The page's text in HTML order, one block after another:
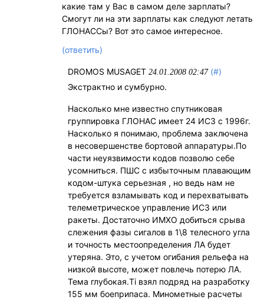
какие там у Вас в самом деле зарплаты?
Смогут ли на эти зарплаты как следуют летать
ГЛОНАССы? Вот это самое интересное.
(ответить)
DROMOS MUSAGET24.01.2008 02:47 (#)
Экстрактно и сумбурно.
Насколько мне известно спутниковая
группировка ГЛОНАС имеет 24 ИСЗ с 1996г.
Насколько я понимаю, проблема заключена
в несовершенстве бортовой аппаратуры.По
части неуязвимости кодов позволю себе
усомниться. ПШС с избыточным плавающим
кодом-штука серьезная , но ведь нам не
требуется взламывать код и перехватывать
телеметрическое управление ИСЗ или
ракеты. Достаточно ИМХО добиться срыва
слежения фазы сигалов в 1\8 телесного угла
и точность местоопределения ЛА будет
утеряна. Это, с учетом огибания рельефа на
низкой высоте, может повлечь потерю ЛА.
Тема глубокая.Ti взял подряд на разработку
155 мм боеприпаса. Минометные расчеты